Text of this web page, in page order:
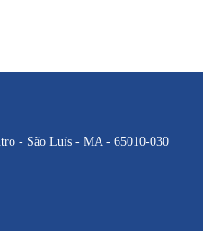
- São Luís - MA - 65010-030